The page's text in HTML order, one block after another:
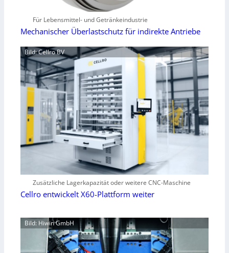
Für Lebensmittel- und Getränkeindustrie
Mechanischer Überlastschutz für indirekte Antriebe
Bild: Cellro BV
Zusätzliche Lagerkapazität oder weitere CNC-Maschine
Cellro entwickelt X60-Plattform weiter
Bild: Hiwin GmbH